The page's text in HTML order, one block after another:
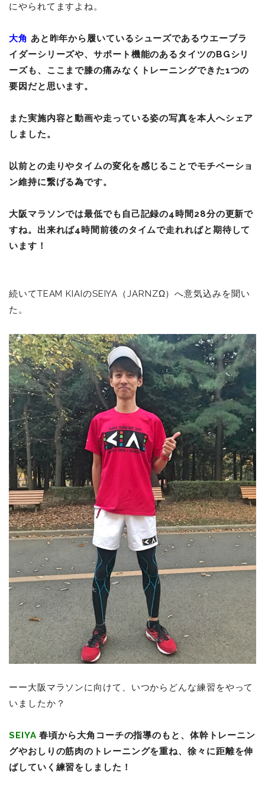
にやられてますよね。
大角 あと昨年から履いているシューズであるウエーブラ
イダーシリーズや、サポート機能のあるタイツのBGシリ
ーズも、ここまで膝の痛みなくトレーニングできた1つの
要因だと思います。
また実施内容と動画や走っている姿の写真を本人へシェア
しました。
以前との走りやタイムの変化を感じることでモチベーショ
ン維持に繋げる為です。
大阪マラソンでは最低でも自己記録の4時間28分の更新で
すね。出来れば4時間前後のタイムで走れればと期待して
います！
続いてTEAM KIAIのSEIYA（JARNZΩ）へ意気込みを聞い
た。
ーー大阪マラソンに向けて、いつからどんな練習をやって
いましたか？
SEIYA 春頃から大角コーチの指導のもと、体幹トレーニン
グやおしりの筋肉のトレーニングを重ね、徐々に距離を伸
ばしていく練習をしました！